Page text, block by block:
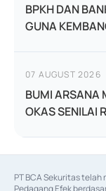
BPKH DAN
GUNA
07 AUGUST 2026
BUMI ARSANA
OKAS SENILAI
PT BCA Sekuritas
Pedagang Efek